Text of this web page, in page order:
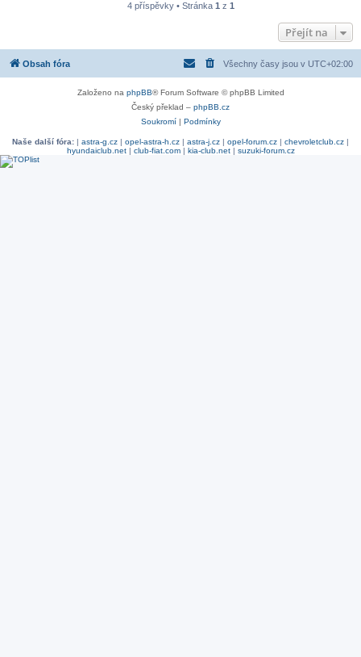
4 příspěvky • Stránka 1 z 1
Přejít na
Obsah fóra Všechny časy jsou v UTC+02:00
Založeno na phpBB® Forum Software © phpBB Limited
Český překlad – phpBB.cz
Soukromí| Podmínky
Naše další fóra: | astra-g.cz | opel-astra-h.cz | astra-j.cz | opel-forum.cz | chevroletclub.cz |
hyundaiclub.net| club-fiat.com| kia-club.net| suzuki-forum.cz